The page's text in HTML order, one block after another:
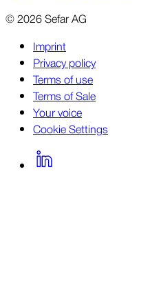
©2026Sefar AG
Imprint
Privacy policy
Terms of use
Terms of Sale
Your voice
Cookie Settings